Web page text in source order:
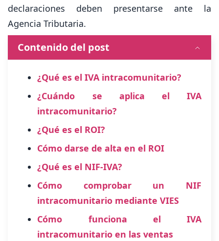
declaraciones deben presentarse ante la
Agencia Tributaria.
Contenido del post
¿Qué es el IVA intracomunitario?
¿Cuándo se aplica el IVA
intracomunitario?
¿Qué es el ROI?
Cómo darse de alta en el ROI
¿Qué es el NIF-IVA?
Cómo comprobar un NIF
intracomunitario mediante VIES
Cómo funciona el IVA
intracomunitario en las ventas